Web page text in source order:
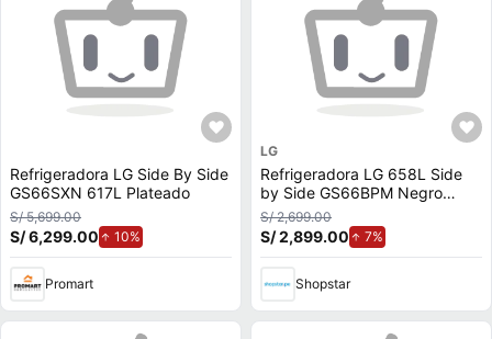
Refrigeradora LG Side By Side
GS66SXN 617L Plateado
S/ 5,699.00
S/ 6,299.00 10%
Promart
LG
Refrigeradora LG 658L Side
by Side GS66BPM Negro
Mate
S/ 2,699.00
S/ 2,899.00 7%
Shopstar